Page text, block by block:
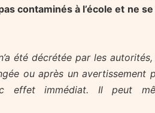
contaminés à l’école et ne
été décrétée par les
ou après un
effet immédiat. Il peut